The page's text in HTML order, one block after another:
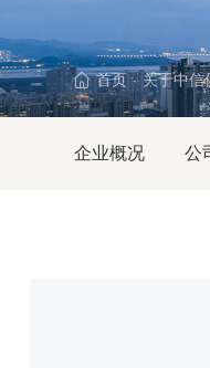
首页 · 关于中信
企业概况 公